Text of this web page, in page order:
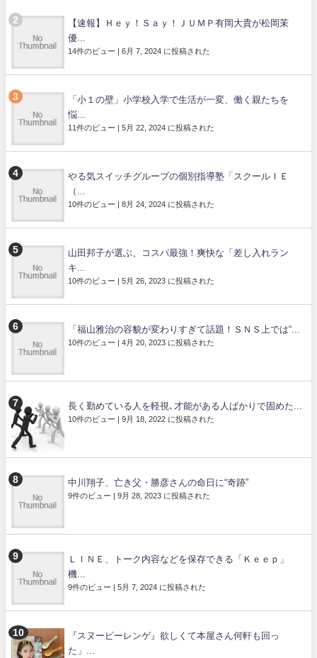
【速報】Ｈｅｙ！Ｓａｙ！ＪＵＭＰ有岡大貴が松岡茉
優...
14件のビュー | 6月 7, 2024 に投稿された
「小１の壁」小学校入学で生活が一変、働く親たちを
悩...
11件のビュー | 5月 22, 2024 に投稿された
やる気スイッチグループの個別指導塾「スクールＩＥ
（...
10件のビュー | 8月 24, 2024 に投稿された
山田邦子が選ぶ、コスパ最強！爽快な「差し入れラン
キ...
10件のビュー | 5月 26, 2023 に投稿された
「福山雅治の容貌が変わりすぎて話題！ＳＮＳ上では“...
10件のビュー | 4月 20, 2023 に投稿された
長く勤めている人を軽視､才能がある人ばかりで固めた...
10件のビュー | 9月 18, 2022 に投稿された
中川翔子、亡き父・勝彦さんの命日に“奇跡”
9件のビュー | 9月 28, 2023 に投稿された
ＬＩＮＥ、トーク内容などを保存できる「Ｋｅｅｐ」
機...
9件のビュー | 5月 7, 2024 に投稿された
『スヌーピーレンゲ』欲しくて本屋さん何軒も回っ
た」...